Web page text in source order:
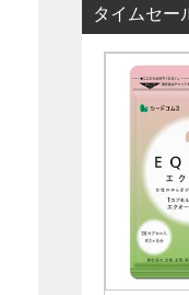
タイムセー